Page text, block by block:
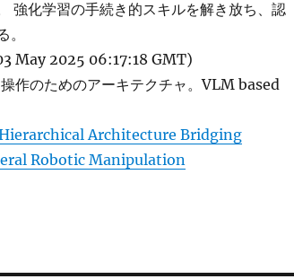
強化学習の手続き的スキルを解き放ち、認
May 2025 06:17:18 GMT)
作のためのアーキテクチャ。VLM based
Architecture Bridging
Robotic Manipulation